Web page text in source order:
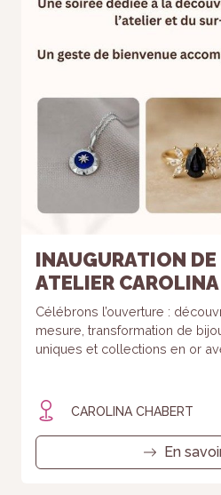
INAUGURATION
ATELIER
Célébrons l’ouverture :
mesure, transformation de
uniques et collections en or
CAROLINA CHABERT
En